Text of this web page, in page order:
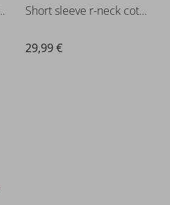
cotton
Short sleeve r-neck cotton ela
29,99 €